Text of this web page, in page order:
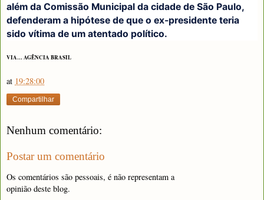
além da Comissão Municipal da cidade de São Paulo,
defenderam a hipótese de que o ex-presidente teria
sido vítima de um atentado político.
VIA… AGÊNCIA BRASIL
at 19:28:00
Compartilhar
Nenhum comentário:
Postar um comentário
Os comentários são pessoais, é não representam a
opinião deste blog.